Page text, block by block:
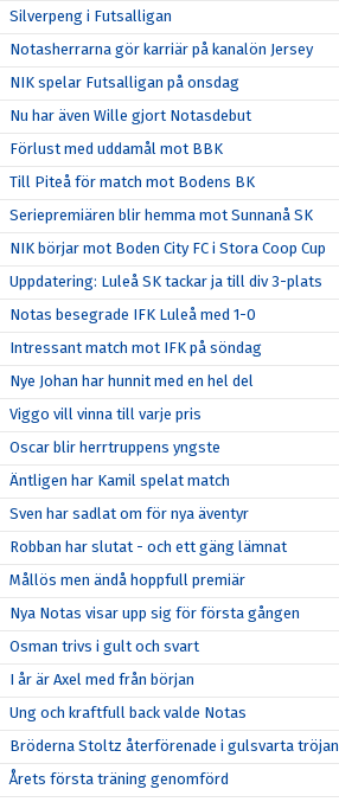
Silverpeng i Futsalligan
Notasherrarna gör karriär på kanalön Jersey
NIK spelar Futsalligan på onsdag
Nu har även Wille gjort Notasdebut
Förlust med uddamål mot BBK
Till Piteå för match mot Bodens BK
Seriepremiären blir hemma mot Sunnanå SK
NIK börjar mot Boden City FC i Stora Coop Cup
Uppdatering: Luleå SK tackar ja till div 3-plats
Notas besegrade IFK Luleå med 1-0
Intressant match mot IFK på söndag
Nye Johan har hunnit med en hel del
Viggo vill vinna till varje pris
Oscar blir herrtruppens yngste
Äntligen har Kamil spelat match
Sven har sadlat om för nya äventyr
Robban har slutat - och ett gäng lämnat
Mållös men ändå hoppfull premiär
Nya Notas visar upp sig för första gången
Osman trivs i gult och svart
I år är Axel med från början
Ung och kraftfull back valde Notas
Bröderna Stoltz återförenade i gulsvarta tröjan
Årets första träning genomförd